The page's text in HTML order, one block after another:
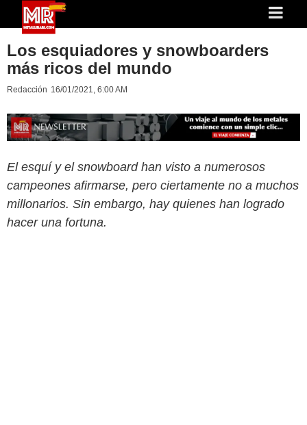
Los esquiadores y snowboarders
más ricos del mundo
Redacción 16/01/2021, 6:00 AM
El esquí y el snowboard han visto a numerosos
campeones afirmarse, pero ciertamente no a muchos
millonarios. Sin embargo, hay quienes han logrado
hacer una fortuna.